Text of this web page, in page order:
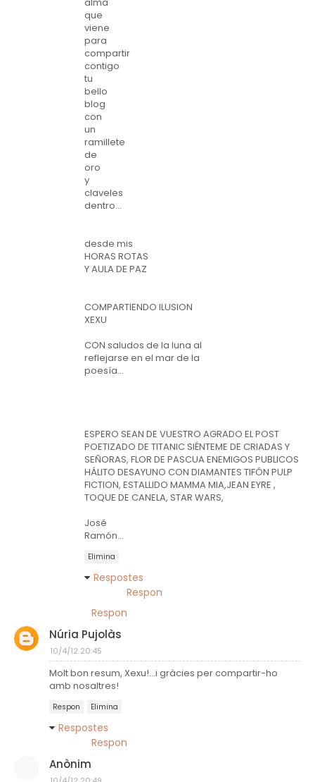
que
viene
para
compartir
contigo
tu
bello
blog
con
un
ramillete
de
oro
y
claveles
dentro...
desde mis
HORAS ROTAS
Y AULA DE PAZ
COMPARTIENDO ILUSION
XEXU
CON saludos de la luna al
reflejarse en el mar de la
poesía...
ESPERO SEAN DE VUESTRO AGRADO EL POST
POETIZADO DE TITANIC SIÉNTEME DE CRIADAS Y
SEÑORAS, FLOR DE PASCUA ENEMIGOS PUBLICOS
HÁLITO DESAYUNO CON DIAMANTES TIFÓN PULP
FICTION, ESTALLIDO MAMMA MIA,JEAN EYRE ,
TOQUE DE CANELA, STAR WARS,
José
Ramón...
Elimina
Respostes
Respon
Respon
Núria Pujolàs
10/4/12 20:45
Molt bon resum, Xexu!...i gràcies per compartir-ho
amb nosaltres!
Respon Elimina
Respostes
Respon
Anònim